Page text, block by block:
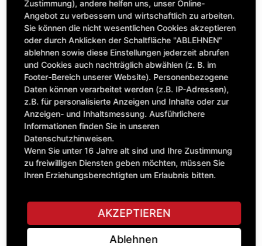
MASCHINE AUSWÄHLEN
CLICK & COLLECT
Bestellungen bei Deinem bevorzugten Standort abholen
78,08 £
exkl. MwSt.
Anzahl
IN DEN WARENKORB
Zustimmung), andere helfen uns, unser Online-
Angebot zu verbessern und wirtschaftlich zu arbeiten.
Sie können die nicht wesentlichen Cookies akzeptieren
oder durch Anklicken der Schaltfläche "ABLEHNEN"
ablehnen sowie diese Einstellungen jederzeit abrufen
und Cookies auch nachträglich abwählen (z. B. im
Footer-Bereich unserer Website). Personenbezogene
Daten können verarbeitet werden (z.B. IP-Adressen),
z.B. für personalisierte Anzeigen und Inhalte oder zur
Anzeigen- und Inhaltsmessung. Ausführlichere
Informationen finden Sie in unseren
Datenschutzhinweisen.
Wenn Sie unter 16 Jahre alt sind und Ihre Zustimmung
zu freiwilligen Diensten geben möchten, müssen Sie
Ihren Erziehungsberechtigten um Erlaubnis bitten.
AKZEPTIEREN
Ablehnen